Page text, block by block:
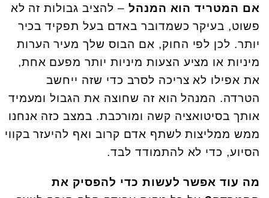
אם המטריד הוא המנהל – להציב גבולות זה לא
פשוט, בעיקר כשמדובר באדם בעל תפקיד בכיר
יותר. לכן לפי החוק, אם הבוס שלך מעיר הערות
מיניות או מציע הצעות מיניות יותר מפעם אחת,
את אפילו לא צריכה לסרב כדי שזה ייחשב
הטרדה. המנהל הוא זה שחוצה את הגבול ומעמיד
אותך בסיטואציה קשה ומורכבת. במצב כזה אנחנו
ממש ממליצות לשתף אדם קרוב ואף להיעזר בקווי
הסיוע, כדי לא להתמודד לבד.
מה עוד אפשר לעשות כדי להפסיק את